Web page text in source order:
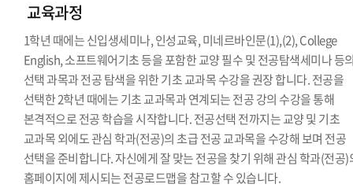
교육과정
1학년 때에는 신입생세미나, 인성교육, 미네르바인문(1),(2), College
English, 소프트웨어기초 등을 포함한 교양 필수 및 전공탐색세미나 등
선택 과목과 전공 탐색을 위한 기초 교과목 수강을 권장 합니다. 전공을
선택한 2학년 때에는 기초 교과목과 연계되는 전공 강의 수강을 통해
본격적으로 전공 학습을 시작합니다. 전공선택 전까지는 교양 및 기초
교과목 외에도 관심 학과(전공)의 초급 전공 교과목을 수강해 보며 전공
선택을 준비합니다. 자신에게 잘 맞는 전공을 찾기 위해 관심 학과(전공)
홈페이지에 제시되는 전공로드맵을 참고할 수 있습니다.